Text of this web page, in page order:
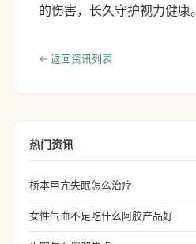
的伤害，长久守护视力健康。
← 返回资讯列表
热门资讯
桥本甲亢失眠怎么治疗
女性气血不足吃什么阿胶产品好